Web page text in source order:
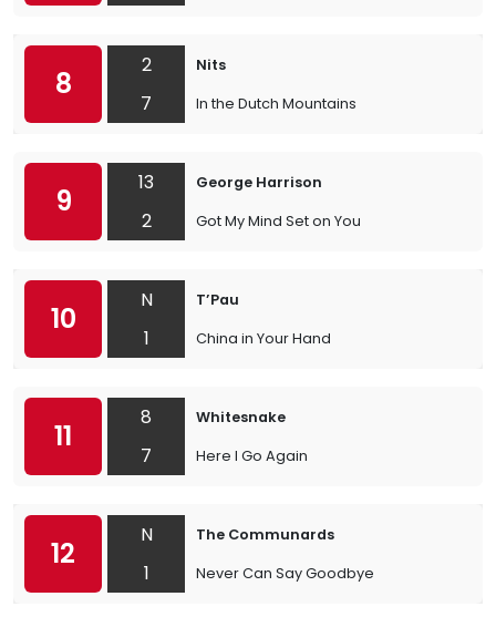
8
2
7
Nits
In the Dutch Mountains
9
13
2
George Harrison
Got My Mind Set on You
10
N
1
T’Pau
China in Your Hand
11
8
7
Whitesnake
Here I Go Again
12
N
1
The Communards
Never Can Say Goodbye